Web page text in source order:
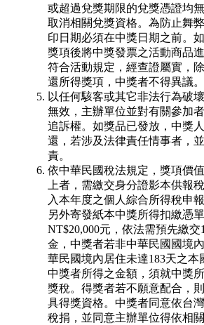
或超過兌獎期限的兌獎憑證均
取消相關兌獎資格。為防止舞
印日期必須在中獎日期之前。
獎項後將中獎發票之活動商品
符合活動規定，經查證屬實，
還所得獎項，中獎者不得異議。
以任何駭客或其它非法行為破
無效，主辦單位並對有關參加
追訴權。如獎品已發放，中獎
還，若涉及法律責任情事者，
責。
依中華民國稅法規定，獎項價
上者，需繳交身分證影本供報
入本年度之個人綜合所得稅申
另外寄發紙本中獎所得扣繳憑
NT$20,000元，依法需預先繳
金，中獎者若非中華民國國境
華民國境內居住未達183天之本
中獎者所得之金額，須就中獎
獎稅。得獎者若不願意配合，
具得獎資格。中獎者同意依台
稅捐，並同意主辦單位得依相